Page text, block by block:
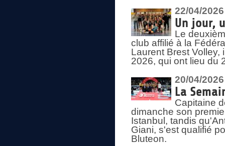
22/04/2026
Un jour,
Le
club affilié à la
Laurent Brest Volley,
2026, qui ont lieu du
20/04/2026
La
Capitaine
dimanche son
Istanbul, tandis
Giani, s'est qualifié
Bluteon.